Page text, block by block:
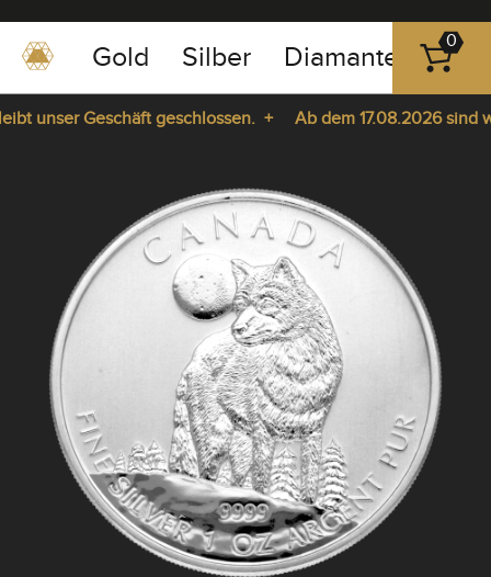
0351
-
43
Gold Silber Diamanten
0
unser Geschäft geschlossen. +
Ab dem 17.08.2026 sind